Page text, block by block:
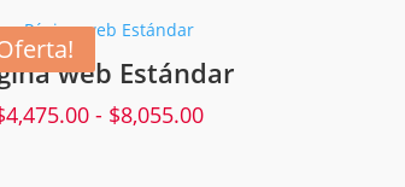
web Estándar
4,475.00 - $8,055.00Rango